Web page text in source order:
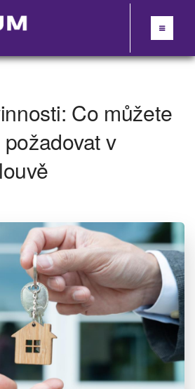
Co můžete
v